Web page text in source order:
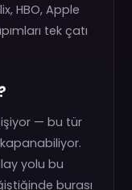
HBO, Apple
tek çatı
— bu tür
yolu bu
burası